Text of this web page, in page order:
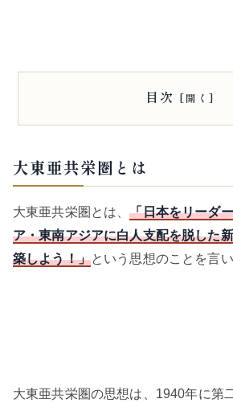
目次
大東亜共栄圏とは
大東亜共栄圏とは、「日本をリーダ
ア・東南アジアに白人支配を脱した
築しよう！」という思想のことを言い
大東亜共栄圏の思想は、1940年に第